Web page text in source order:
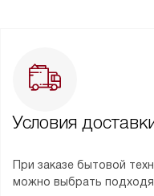
Условия
При заказе бытовой
можно выбрать